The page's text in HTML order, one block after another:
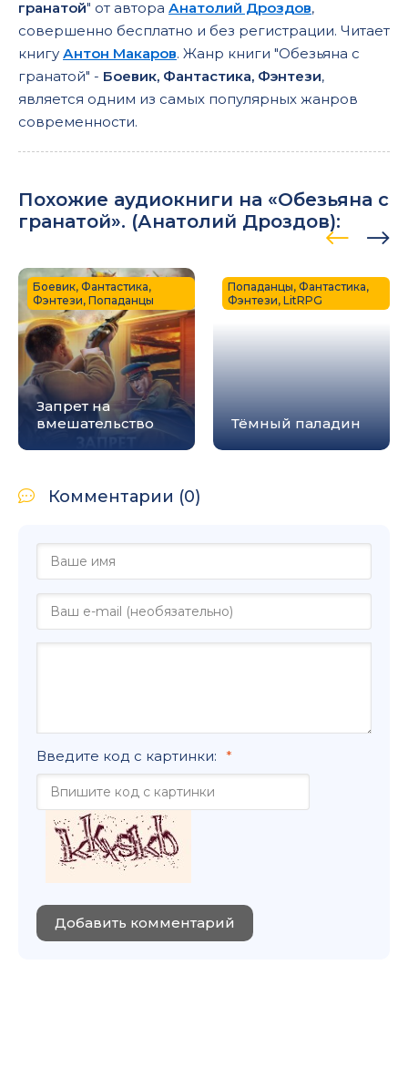
гранатой" от автора Анатолий Дроздов,
совершенно бесплатно и без регистрации. Читает
книгу Антон Макаров. Жанр книги "Обезьяна с
гранатой" - Боевик, Фантастика, Фэнтези,
является одним из самых популярных жанров
современности.
Похожие аудиокниги на «Обезьяна с
гранатой». (Анатолий Дроздов):
Запрет на
вмешательство
Боевик, Фантастика,
Фэнтези, Попаданцы
Тёмный паладин
Попаданцы, Фантастика,
Фэнтези, LitRPG
Комментарии (0)
Введите код с картинки:
Добавить комментарий